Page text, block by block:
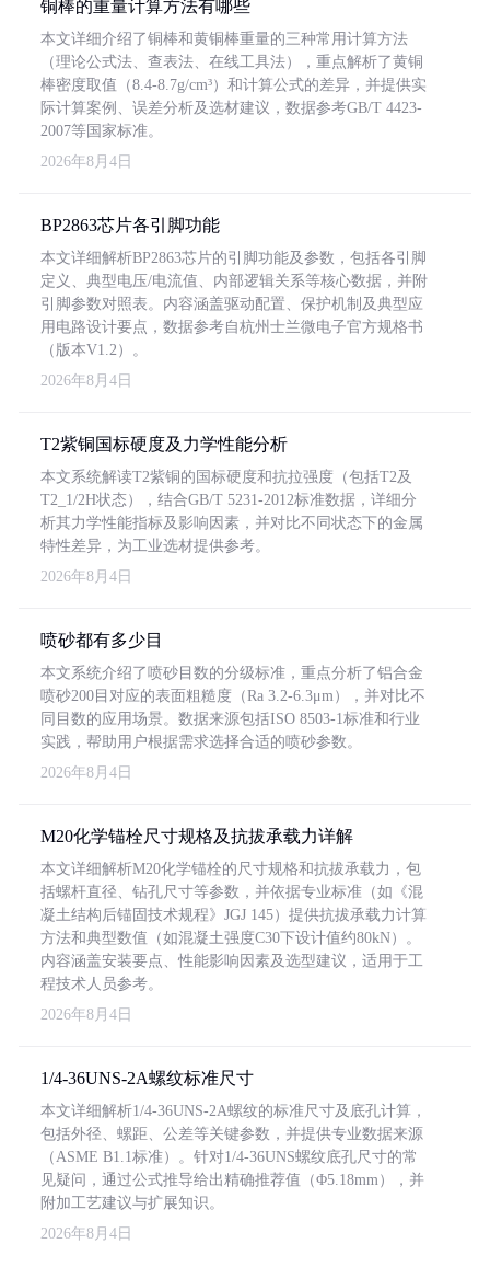
铜棒的重量计算方法有哪些
本文详细介绍了铜棒和黄铜棒重量的三种常用计算方法
（理论公式法、查表法、在线工具法），重点解析了黄铜
棒密度取值（8.4-8.7g/cm³）和计算公式的差异，并提供实
际计算案例、误差分析及选材建议，数据参考GB/T 4423-
2007等国家标准。
2026年8月4日
BP2863芯片各引脚功能
本文详细解析BP2863芯片的引脚功能及参数，包括各引脚
定义、典型电压/电流值、内部逻辑关系等核心数据，并附
引脚参数对照表。内容涵盖驱动配置、保护机制及典型应
用电路设计要点，数据参考自杭州士兰微电子官方规格书
（版本V1.2）。
2026年8月4日
T2紫铜国标硬度及力学性能分析
本文系统解读T2紫铜的国标硬度和抗拉强度（包括T2及
T2_1/2H状态），结合GB/T 5231-2012标准数据，详细分
析其力学性能指标及影响因素，并对比不同状态下的金属
特性差异，为工业选材提供参考。
2026年8月4日
喷砂都有多少目
本文系统介绍了喷砂目数的分级标准，重点分析了铝合金
喷砂200目对应的表面粗糙度（Ra 3.2-6.3μm），并对比不
同目数的应用场景。数据来源包括ISO 8503-1标准和行业
实践，帮助用户根据需求选择合适的喷砂参数。
2026年8月4日
M20化学锚栓尺寸规格及抗拔承载力详解
本文详细解析M20化学锚栓的尺寸规格和抗拔承载力，包
括螺杆直径、钻孔尺寸等参数，并依据专业标准（如《混
凝土结构后锚固技术规程》JGJ 145）提供抗拔承载力计算
方法和典型数值（如混凝土强度C30下设计值约80kN）。
内容涵盖安装要点、性能影响因素及选型建议，适用于工
程技术人员参考。
2026年8月4日
1/4-36UNS-2A螺纹标准尺寸
本文详细解析1/4-36UNS-2A螺纹的标准尺寸及底孔计算，
包括外径、螺距、公差等关键参数，并提供专业数据来源
（ASME B1.1标准）。针对1/4-36UNS螺纹底孔尺寸的常
见疑问，通过公式推导给出精确推荐值（Φ5.18mm），并
附加工艺建议与扩展知识。
2026年8月4日